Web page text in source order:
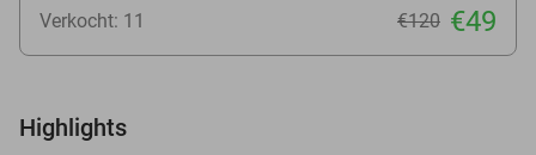
Verkocht: 11 €120 €49
Highlights